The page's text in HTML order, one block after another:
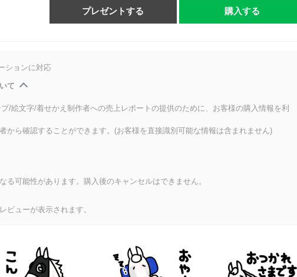
プレゼントする 購入する
ションに対応
て
/絵文字/着せかえ制作者への売上レポートの提供のために、お客様の購入情報を利
から確認することができます。(お客様を直接識別可能な情報は含まれません)
る可能性があります。購入後のキャンセルはできません。
ビューが表示されます。